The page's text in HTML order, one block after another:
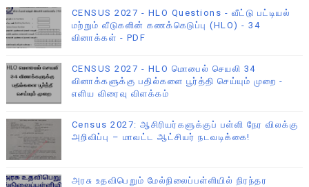
CENSUS 2027 - HLO Questions - வீட்டு பட்டியல்
மற்றும் வீடுகளின் கணக்கெடுப்பு (HLO) - 34
வினாக்கள் - PDF
CENSUS 2027 - HLO மொபைல் செயலி 34
வினாக்களுக்கு பதில்களை பூர்த்தி செய்யும் முறை -
எளிய விரைவு விளக்கம்
Census 2027: ஆசிரியர்களுக்குப் பள்ளி நேர விலக்கு
அறிவிப்பு – மாவட்ட ஆட்சியர் நடவடிக்கை!
அரசு உதவிபெறும் மேல்நிலைப்பள்ளியில் நிரந்தர